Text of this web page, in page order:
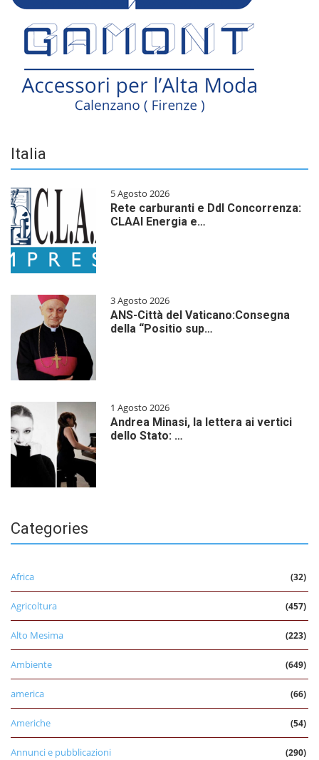
Italia
5 Agosto 2026
Rete carburanti e Ddl Concorrenza:
CLAAI Energia e…
3 Agosto 2026
ANS-Città del Vaticano:Consegna
della “Positio sup…
1 Agosto 2026
Andrea Minasi, la lettera ai vertici
dello Stato: …
Categories
Africa (32)
Agricoltura (457)
Alto Mesima (223)
Ambiente (649)
america (66)
Americhe (54)
Annunci e pubblicazioni (290)